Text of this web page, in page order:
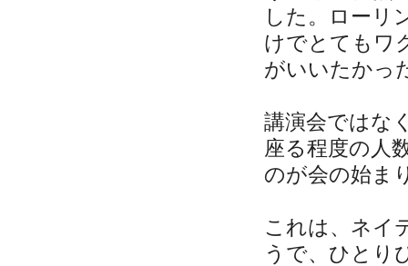
した。ローリ
けでとてもワ
がいいたかっ
講演会ではな
座る程度の人
のが会の始ま
これは、ネイ
うで、ひとり